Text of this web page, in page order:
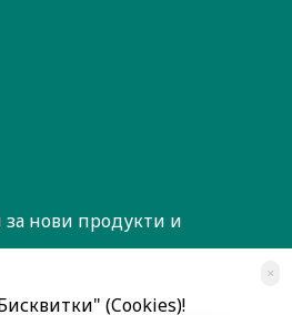
нови продукти и
×
(Cookies)!